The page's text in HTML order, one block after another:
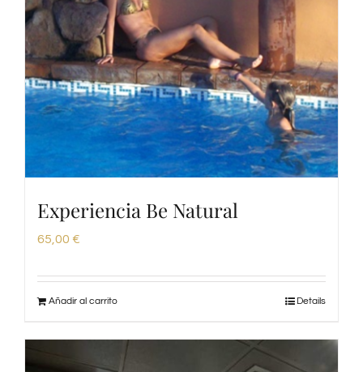
Experiencia Be Natural
65,00 €
Añadir al carrito Details